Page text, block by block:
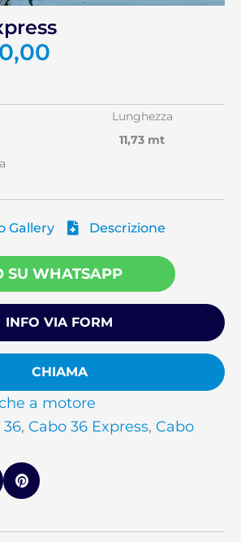
Lunghezza
11,73 mt
Gallery Descrizione
SU WHATSAPP
INFO VIA FORM
CHIAMA
a motore
36, Cabo 36 Express, Cabo